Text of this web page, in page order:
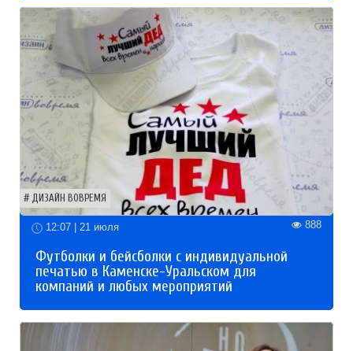
ДИЗАЙН ВОВРЕМЯ
12:07 | 21 июля 888
Футболки и бейсболки с индивидуальной
печатью в Каменске-Уральском для
компаний и любых мероприятий